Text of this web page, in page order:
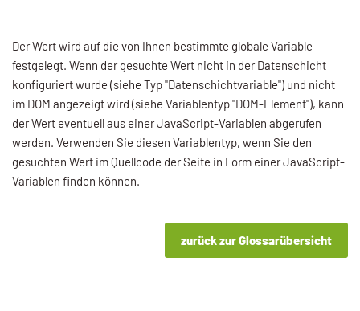
Der Wert wird auf die von Ihnen bestimmte globale Variable
festgelegt. Wenn der gesuchte Wert nicht in der Datenschicht
konfiguriert wurde (siehe Typ "Datenschichtvariable") und nicht
im DOM angezeigt wird (siehe Variablentyp "DOM-Element"), kann
der Wert eventuell aus einer JavaScript-Variablen abgerufen
werden. Verwenden Sie diesen Variablentyp, wenn Sie den
gesuchten Wert im Quellcode der Seite in Form einer JavaScript-
Variablen finden können.
zurück zur Glossarübersicht